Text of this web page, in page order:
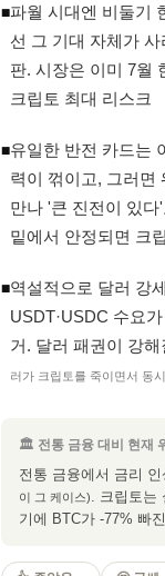
◾파월 시대엔 비둘기
선 그 기대 자체가
판. 시장은 이미 7월
크립토 최대 리스크
◾유일한 반전 카드는
력이 꺾이고, 그러면
만나 '큰 진전이 있
밑에서 안정되면 크
◾역설적으로 달러 강
USDT·USDC 수요
거. 달러 패권이 강
러가 크립토를 죽이면서 동
🏛 전통 금융 대비 현재
전통 금융에서 금리
이 그 케이스)
. 크립토
기에 BTC가 -77% 빠